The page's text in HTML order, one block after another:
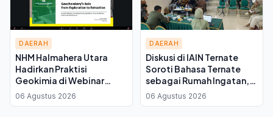
DAERAH
NHM Halmahera Utara
Hadirkan Praktisi
Geokimia di Webinar
MGEI UNG, Bahas Efisiensi
Tambang Emas
06 Agustus 2026
DAERAH
Diskusi di IAIN Ternate
Soroti Bahasa Ternate
sebagai Rumah Ingatan,
Yayasan Pustaka Pangaji
Siap Kawal Regulasi
06 Agustus 2026